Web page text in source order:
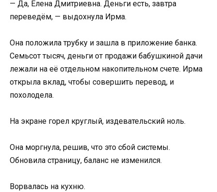
— Да, Елена Дмитриевна. Деньги есть, завтра
переведём, — выдохнула Ирма.
Она положила трубку и зашла в приложение банка.
Семьсот тысяч, деньги от продажи бабушкиной дачи
лежали на её отдельном накопительном счете. Ирма
открыла вклад, чтобы совершить перевод, и
похолодела.
На экране горел круглый, издевательский ноль.
Она моргнула, решив, что это сбой системы.
Обновила страницу, баланс не изменился.
Ворвалась на кухню.